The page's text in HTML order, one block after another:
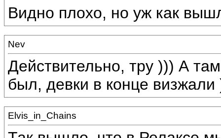
Видно плохо, но уж как
Nev
Действительно, тру ))) А
был, девки в конце визжали
Elvis_in_Chains